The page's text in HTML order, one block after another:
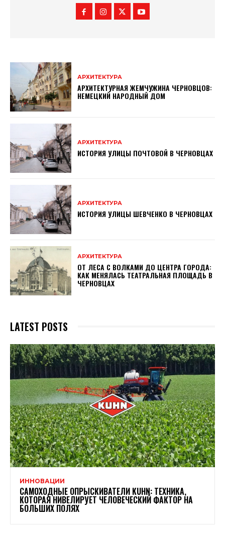
АРХИТЕКТУРА
АРХИТЕКТУРНАЯ ЖЕМЧУЖИНА ЧЕРНОВЦОВ:
НЕМЕЦКИЙ НАРОДНЫЙ ДОМ
АРХИТЕКТУРА
ИСТОРИЯ УЛИЦЫ ПОЧТОВОЙ В ЧЕРНОВЦАХ
АРХИТЕКТУРА
ИСТОРИЯ УЛИЦЫ ШЕВЧЕНКО В ЧЕРНОВЦАХ
АРХИТЕКТУРА
ОТ ЛЕСА С ВОЛКАМИ ДО ЦЕНТРА ГОРОДА:
КАК МЕНЯЛАСЬ ТЕАТРАЛЬНАЯ ПЛОЩАДЬ В
ЧЕРНОВЦАХ
LATEST POSTS
ИННОВАЦИИ
САМОХОДНЫЕ ОПРЫСКИВАТЕЛИ KUHN: ТЕХНИКА,
КОТОРАЯ НИВЕЛИРУЕТ ЧЕЛОВЕЧЕСКИЙ ФАКТОР НА
БОЛЬШИХ ПОЛЯХ